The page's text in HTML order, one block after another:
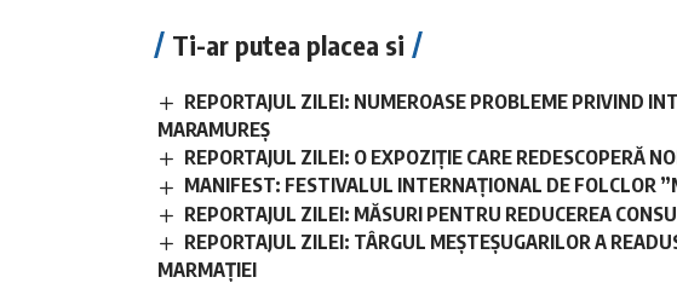
Ti-ar putea placea si
REPORTAJUL ZILEI: NUMEROASE PROBLEME PRIVIND
MARAMUREȘ
REPORTAJUL ZILEI: O EXPOZIȚIE CARE REDESCOPERĂ
MANIFEST: FESTIVALUL INTERNAȚIONAL DE FOLCLOR
REPORTAJUL ZILEI: MĂSURI PENTRU REDUCEREA
REPORTAJUL ZILEI: TÂRGUL MEȘTEȘUGARILOR A
MARMAȚIEI